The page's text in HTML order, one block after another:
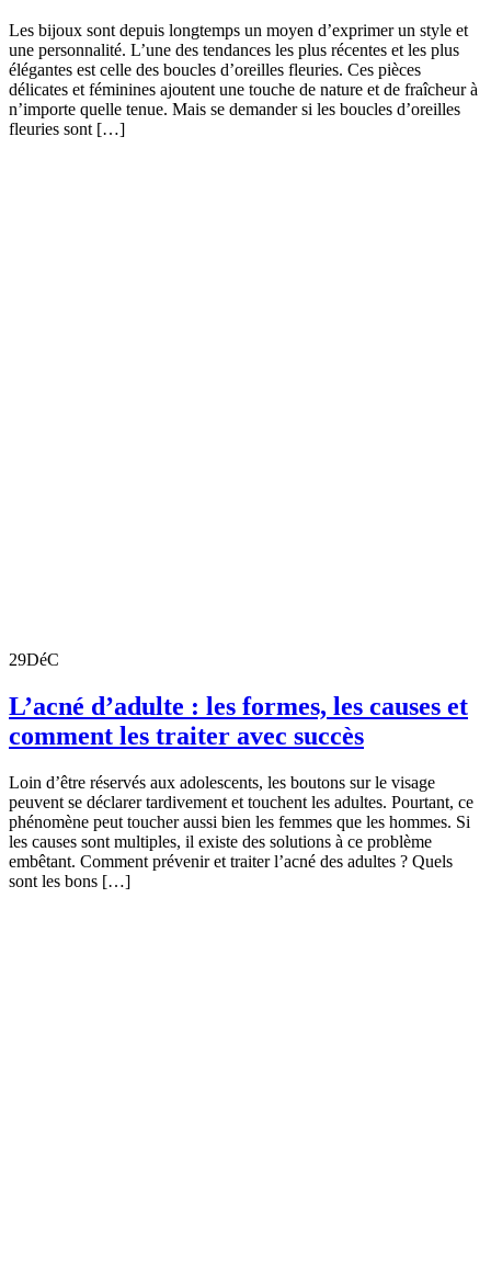
Les bijoux sont depuis longtemps un moyen d’exprimer un style et
une personnalité. L’une des tendances les plus récentes et les plus
élégantes est celle des boucles d’oreilles fleuries. Ces pièces
délicates et féminines ajoutent une touche de nature et de fraîcheur à
n’importe quelle tenue. Mais se demander si les boucles d’oreilles
fleuries sont […]
29DéC
L’acné d’adulte : les formes, les causes et
comment les traiter avec succès
Loin d’être réservés aux adolescents, les boutons sur le visage
peuvent se déclarer tardivement et touchent les adultes. Pourtant, ce
phénomène peut toucher aussi bien les femmes que les hommes. Si
les causes sont multiples, il existe des solutions à ce problème
embêtant. Comment prévenir et traiter l’acné des adultes ? Quels
sont les bons […]